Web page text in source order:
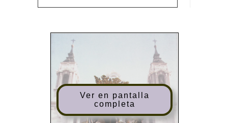
Ver en pantalla
completa